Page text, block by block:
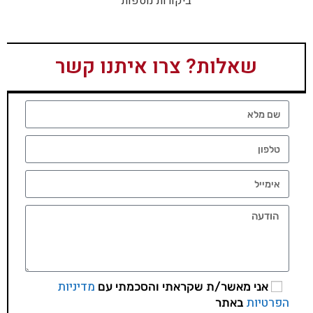
שאלות? צרו איתנו קשר
אני מאשר/ת שקראתי והסכמתי עם מדיניות
הפרטיות באתר